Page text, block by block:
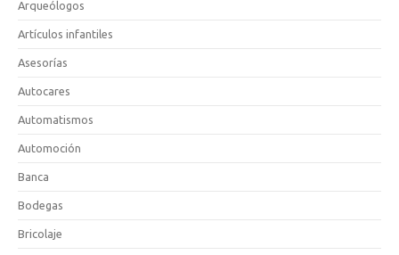
Arqueólogos
Artículos infantiles
Asesorías
Autocares
Automatismos
Automoción
Banca
Bodegas
Bricolaje